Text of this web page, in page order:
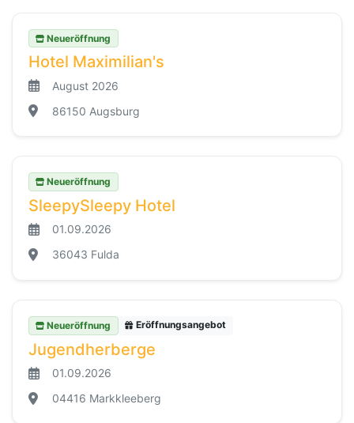
Neueröffnung
Hotel Maximilian's
August 2026
86150 Augsburg
Neueröffnung
SleepySleepy Hotel
01.09.2026
36043 Fulda
Neueröffnung Eröffnungsangebot
Jugendherberge
01.09.2026
04416 Markkleeberg